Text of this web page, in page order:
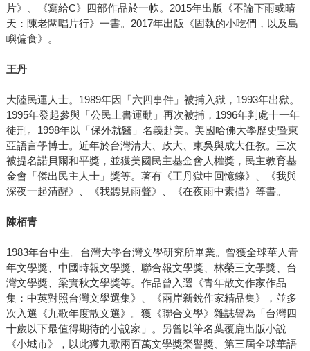
片》、《寫給C》四部作品於一帙。2015年出版《不論下雨或晴
天：陳老闆唱片行》一書。2017年出版《固執的小吃們，以及島
嶼偏食》。
王丹
大陸民運人士。1989年因「六四事件」被捕入獄，1993年出獄。
1995年發起參與「公民上書運動」再次被捕，1996年判處十一年
徒刑。1998年以「保外就醫」名義赴美。美國哈佛大學歷史暨東
亞語言學博士。近年於台灣清大、政大、東吳與成大任教。三次
被提名諾貝爾和平獎，並獲美國民主基金會人權獎，民主教育基
金會「傑出民主人士」獎等。著有《王丹獄中回憶錄》、《我與
深夜一起清醒》、《我聽見雨聲》、《在夜雨中素描》等書。
陳栢青
1983年台中生。台灣大學台灣文學研究所畢業。曾獲全球華人青
年文學獎、中國時報文學獎、聯合報文學獎、林榮三文學獎、台
灣文學獎、梁實秋文學獎等。作品曾入選《青年散文作家作品
集：中英對照台灣文學選集》、《兩岸新銳作家精品集》，並多
次入選《九歌年度散文選》。獲《聯合文學》雜誌譽為「台灣四
十歲以下最值得期待的小說家」。另曾以筆名葉覆鹿出版小說
《小城市》，以此獲九歌兩百萬文學獎榮譽獎、第三屆全球華語